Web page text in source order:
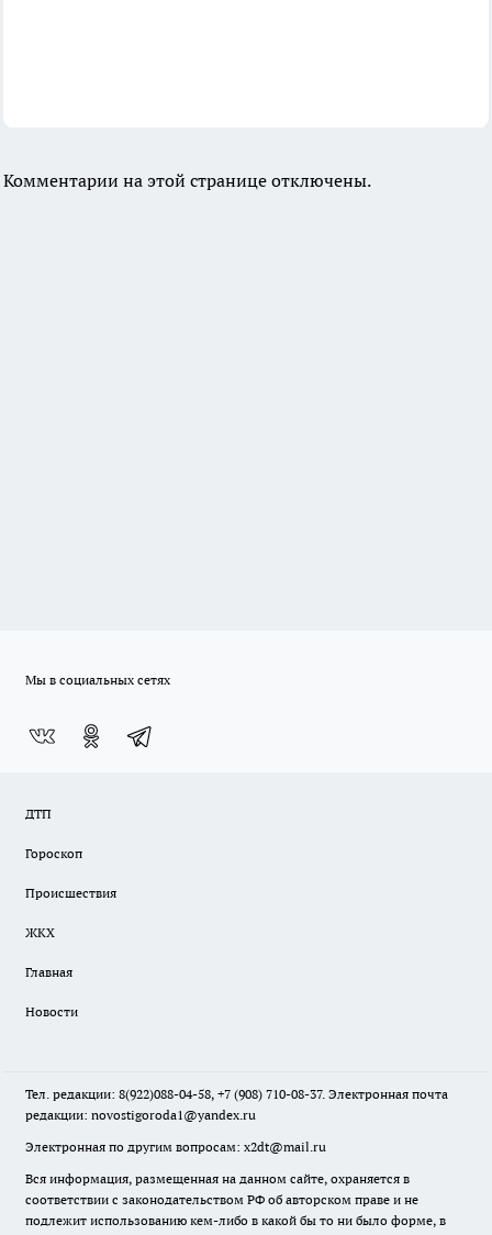
Комментарии на этой странице отключены.
Мы в социальных сетях
ДТП
Гороскоп
Происшествия
ЖКХ
Главная
Новости
Тел. редакции: 8(922)088-04-58, +7 (908) 710-08-37. Электронная почта
редакции: novostigoroda1@yandex.ru
Электронная по другим вопросам: x2dt@mail.ru
Вся информация, размещенная на данном сайте, охраняется в
соответствии с законодательством РФ об авторском праве и не
подлежит использованию кем-либо в какой бы то ни было форме, в